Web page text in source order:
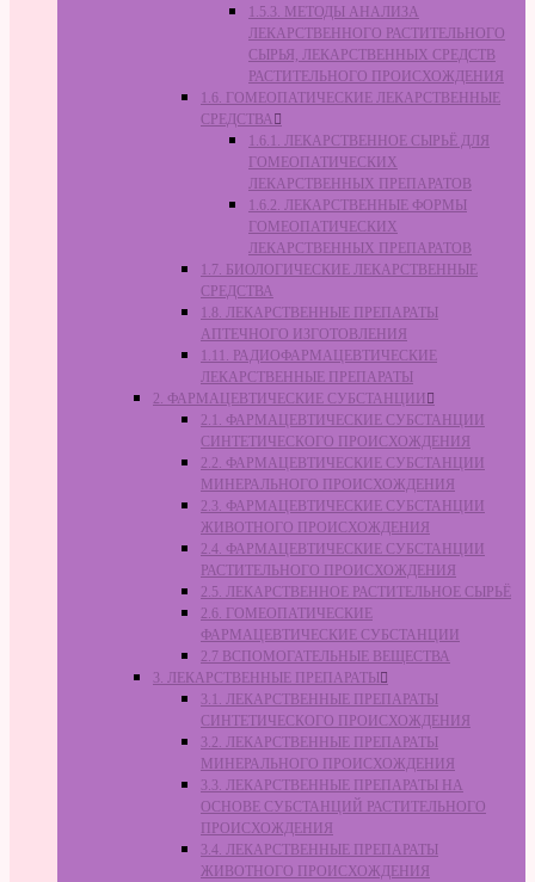
1.5.3. МЕТОДЫ АНАЛИЗА
ЛЕКАРСТВЕННОГО РАСТИТЕЛЬНОГО
СЫРЬЯ, ЛЕКАРСТВЕННЫХ СРЕДСТВ
РАСТИТЕЛЬНОГО ПРОИСХОЖДЕНИЯ
1.6. ГОМЕОПАТИЧЕСКИЕ ЛЕКАРСТВЕННЫЕ
СРЕДСТВА
1.6.1. ЛЕКАРСТВЕННОЕ СЫРЬЁ ДЛЯ
ГОМЕОПАТИЧЕСКИХ
ЛЕКАРСТВЕННЫХ ПРЕПАРАТОВ
1.6.2. ЛЕКАРСТВЕННЫЕ ФОРМЫ
ГОМЕОПАТИЧЕСКИХ
ЛЕКАРСТВЕННЫХ ПРЕПАРАТОВ
1.7. БИОЛОГИЧЕСКИЕ ЛЕКАРСТВЕННЫЕ
СРЕДСТВА
1.8. ЛЕКАРСТВЕННЫЕ ПРЕПАРАТЫ
АПТЕЧНОГО ИЗГОТОВЛЕНИЯ
1.11. РАДИОФАРМАЦЕВТИЧЕСКИЕ
ЛЕКАРСТВЕННЫЕ ПРЕПАРАТЫ
2. ФАРМАЦЕВТИЧЕСКИЕ СУБСТАНЦИИ
2.1. ФАРМАЦЕВТИЧЕСКИЕ СУБСТАНЦИИ
СИНТЕТИЧЕСКОГО ПРОИСХОЖДЕНИЯ
2.2. ФАРМАЦЕВТИЧЕСКИЕ СУБСТАНЦИИ
МИНЕРАЛЬНОГО ПРОИСХОЖДЕНИЯ
2.3. ФАРМАЦЕВТИЧЕСКИЕ СУБСТАНЦИИ
ЖИВОТНОГО ПРОИСХОЖДЕНИЯ
2.4. ФАРМАЦЕВТИЧЕСКИЕ СУБСТАНЦИИ
РАСТИТЕЛЬНОГО ПРОИСХОЖДЕНИЯ
2.5. ЛЕКАРСТВЕННОЕ РАСТИТЕЛЬНОЕ СЫРЬЁ
2.6. ГОМЕОПАТИЧЕСКИЕ
ФАРМАЦЕВТИЧЕСКИЕ СУБСТАНЦИИ
2.7 ВСПОМОГАТЕЛЬНЫЕ ВЕЩЕСТВА
3. ЛЕКАРСТВЕННЫЕ ПРЕПАРАТЫ
3.1. ЛЕКАРСТВЕННЫЕ ПРЕПАРАТЫ
СИНТЕТИЧЕСКОГО ПРОИСХОЖДЕНИЯ
3.2. ЛЕКАРСТВЕННЫЕ ПРЕПАРАТЫ
МИНЕРАЛЬНОГО ПРОИСХОЖДЕНИЯ
3.3. ЛЕКАРСТВЕННЫЕ ПРЕПАРАТЫ НА
ОСНОВЕ СУБСТАНЦИЙ РАСТИТЕЛЬНОГО
ПРОИСХОЖДЕНИЯ
3.4. ЛЕКАРСТВЕННЫЕ ПРЕПАРАТЫ
ЖИВОТНОГО ПРОИСХОЖДЕНИЯ